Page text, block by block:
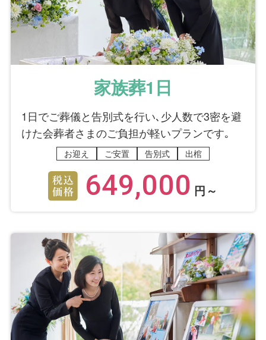
家族葬1日
1日でご葬儀と告別式を行い､少人数で3密を避
けた会葬者さまのご負担が軽いプランです｡
お迎え ご安置 告別式 出棺
649,000 円～